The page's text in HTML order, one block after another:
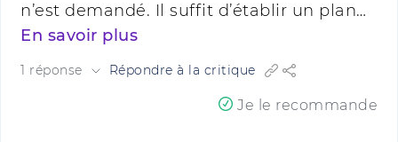
n’est demandé. Il suffit d’établir un plan…
En savoir plus
1 réponse Répondre à la critique
Je le recommande